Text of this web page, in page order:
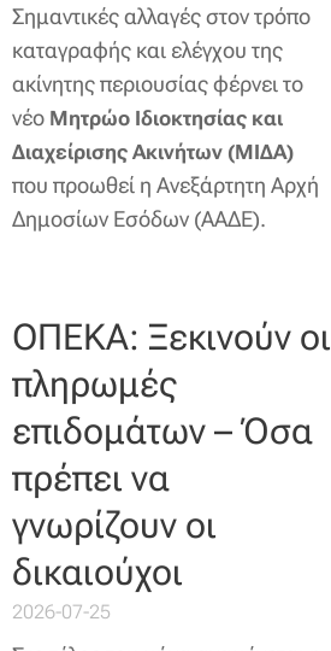
Σημαντικές αλλαγές στον τρόπο
καταγραφής και ελέγχου της
ακίνητης περιουσίας φέρνει το
νέο Μητρώο Ιδιοκτησίας και
Διαχείρισης Ακινήτων (ΜΙΔΑ)
που προωθεί η Ανεξάρτητη Αρχή
Δημοσίων Εσόδων (ΑΑΔΕ).
ΟΠΕΚΑ: Ξεκινούν οι
πληρωμές
επιδομάτων – Όσα
πρέπει να
γνωρίζουν οι
δικαιούχοι
2026-07-25